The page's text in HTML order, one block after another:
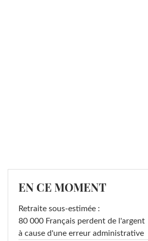
EN CE MOMENT
Retraite sous-estimée :
80 000 Français perdent de l'argent
à cause d'une erreur administrative